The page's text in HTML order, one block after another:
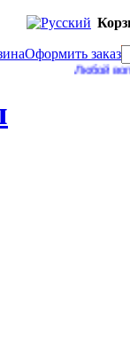
Оформить заказ
Любой вопрос